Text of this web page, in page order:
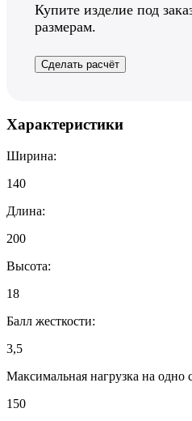
Купите изделие под
размерам.
Сделать расчёт
Характеристики
Ширина:
140
Длина:
200
Высота:
18
Балл жесткости:
3,5
Максимальная нагрузка на одно
150